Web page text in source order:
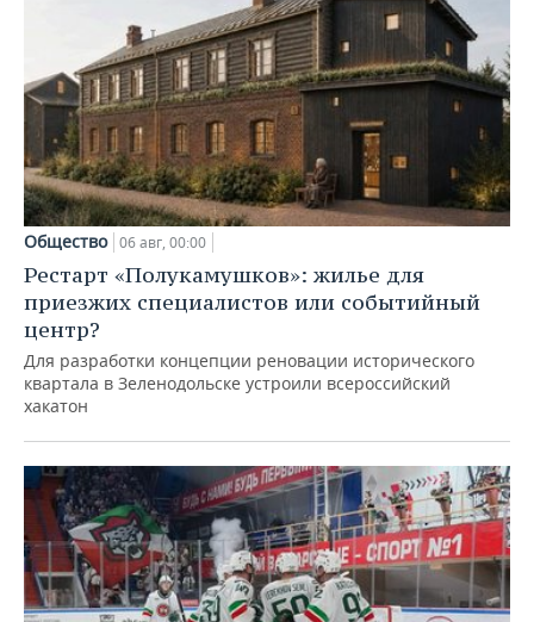
Общество 06 авг, 00:00
Рестарт «Полукамушков»: жилье для
приезжих специалистов или событийный
центр?
Для разработки концепции реновации исторического
квартала в Зеленодольске устроили всероссийский
хакатон